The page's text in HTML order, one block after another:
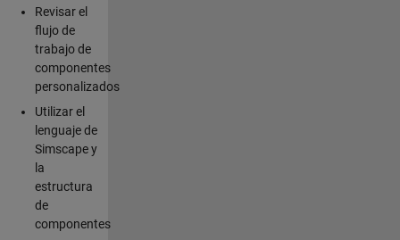
Revisar el
flujo de
trabajo de
componentes
personalizados
Utilizar el
lenguaje de
Simscape y
la
estructura
de
componentes